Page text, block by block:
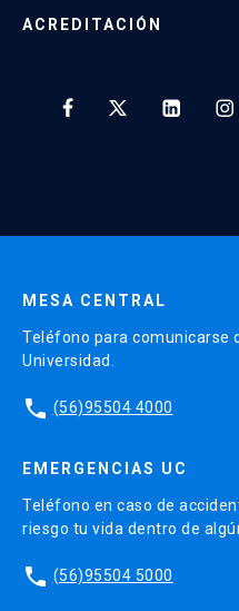
ACREDITACIÓN
MESA CENTRAL
Teléfono para comunicarse
Universidad.
phone (56)95504 4000
EMERGENCIAS UC
Teléfono en caso de
riesgo tu vida dentro de
phone (56)95504 5000